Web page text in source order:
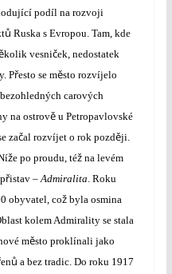
podíl na rozvoji
ů Ruska s Evropou. Tam, kde
kolik vesniček, nedostatek
Přesto se město rozvíjelo
carových
na ostrověu Petropavlovské
začal rozvíjet o rok později.
že po proudu, téžna levém
řistav –Admiralita. Roku
obyvatel, cožbyla osmina
kolem Admirality se stala
město proklínali jako
enů a bez tradic. Do roku 1917